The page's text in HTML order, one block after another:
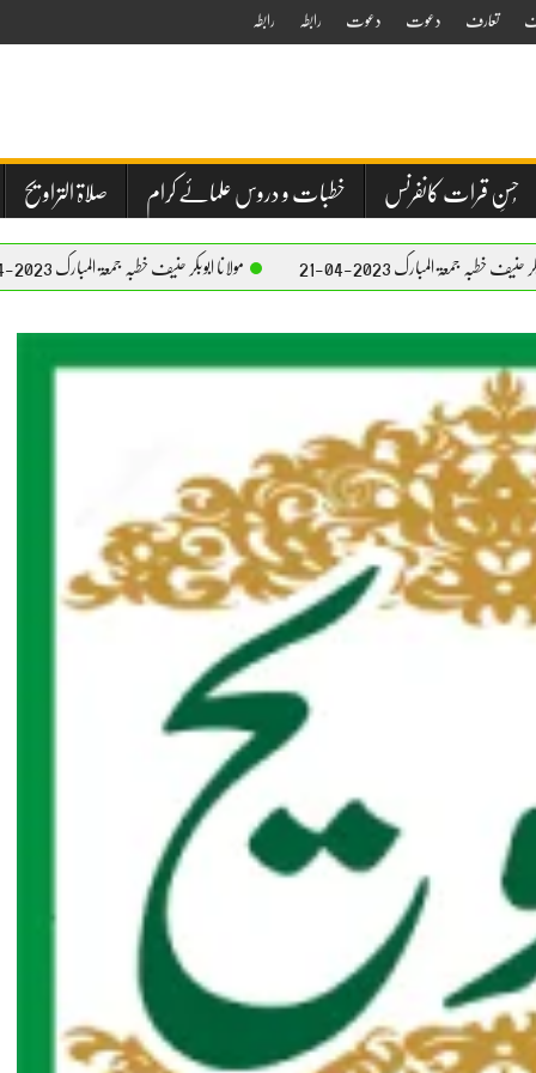
تعارف دعوت دعوت رابطہ رابطہ
حُسنِ قرات کانفرنس خطبات و دروس علمائے کرام صلاۃ التراویح
2023-04-21 مولانا ابوبکر حنیف خطبہ جمعۃ المبارک 2023-04-21